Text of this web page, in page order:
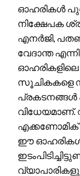
ഓഹരികൾ
നിക്ഷേപക
എനർജി,
വേദാന്ത
ഓഹരികളിലെ
സൂചികകളെ
പ്രകടനങ്ങൾ
വിധേയമാണ്.
എക്കണോമിക്
ഈ ഓഹരികൾ